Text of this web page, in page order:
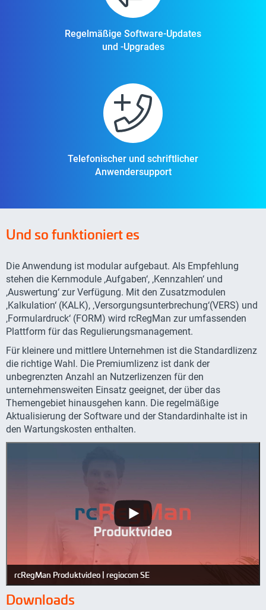
Regelmäßige Software-Updates
und -Upgrades
Telefonischer und schriftlicher
Anwendersupport
Und so funktioniert es
Die Anwendung ist modular aufgebaut. Als Empfehlung
stehen die Kernmodule ‚Aufgaben‘, ‚Kennzahlen‘ und
‚Auswertung‘ zur Verfügung. Mit den Zusatzmodulen
‚Kalkulation‘ (KALK), ‚Versorgungsunterbrechung‘(VERS) und
‚Formulardruck‘ (FORM) wird rcRegMan zur umfassenden
Plattform für das Regulierungsmanagement.
Für kleinere und mittlere Unternehmen ist die Standardlizenz
die richtige Wahl. Die Premiumlizenz ist dank der
unbegrenzten Anzahl an Nutzerlizenzen für den
unternehmensweiten Einsatz geeignet, der über das
Themengebiet hinausgehen kann. Die regelmäßige
Aktualisierung der Software und der Standardinhalte ist in
den Wartungskosten enthalten.
rcRegMan Produktvideo | regiocom SE
Downloads